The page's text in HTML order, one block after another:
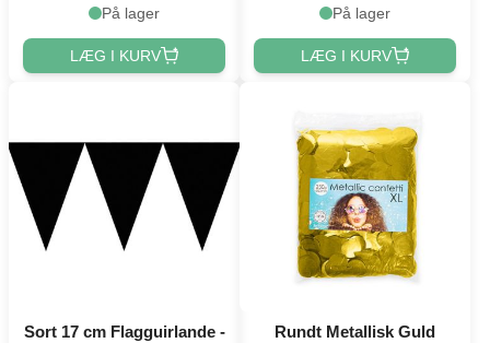
På lager
LÆG I KURV
På lager
LÆG I KURV
Sort 17 cm Flagguirlande -
Rundt Metallisk Guld